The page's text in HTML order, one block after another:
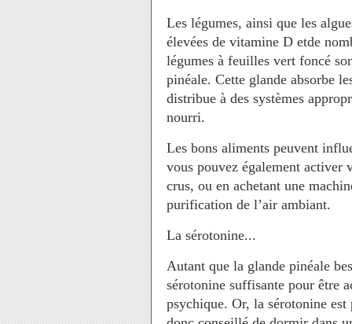
Les légumes, ainsi que les
élevées de vitamine D etde
légumes à feuilles vert foncé
pinéale. Cette glande absorbe
distribue à des systèmes
nourri.
Les bons aliments peuvent
vous pouvez également activer
crus, ou en achetant une
purification de l’air ambiant.
La sérotonine...
Autant que la glande pinéale
sérotonine suffisante pour être
psychique. Or, la sérotonine